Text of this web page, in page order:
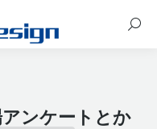
ンケートとか